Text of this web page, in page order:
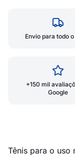
Envio para todo
+150 mil
Google
Tênis para o uso